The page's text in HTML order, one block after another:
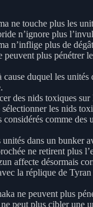
ne touche plus les
n’ignore plus
n’inflige plus de
peuvent plus pénétrer
duquel les
des nids toxiques
sélectionner les nids
considérés comme
dans un bunker
ne retirent plus
affecte désormais
la réplique de Tyran
ne peuvent plus
peut plus cibler une